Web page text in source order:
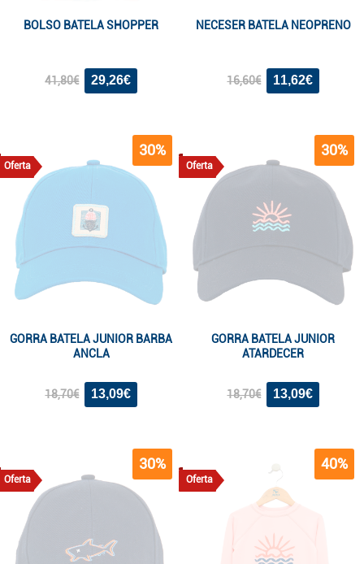
BOLSO BATELA SHOPPER
41,80€ 29,26€
NECESER BATELA NEOPRENO
16,60€ 11,62€
Oferta
30%
GORRA BATELA JUNIOR BARBA
ANCLA
18,70€ 13,09€
Oferta
30%
GORRA BATELA JUNIOR
ATARDECER
18,70€ 13,09€
Oferta
30%
Oferta
40%